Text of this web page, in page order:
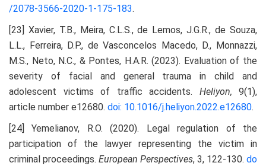
/2078-3566-2020-1-175-183.
[23] Xavier, T.B., Meira, C.L.S., de Lemos, J.G.R., de Souza,
L.L., Ferreira, D.P., de Vasconcelos Macedo, D., Monnazzi,
M.S., Neto, N.C., & Pontes, H.A.R. (2023). Evaluation of the
severity of facial and general trauma in child and
adolescent victims of traffic accidents. Heliyon, 9(1),
article number e12680. doi: 10.1016/j.heliyon.2022.e12680.
[24] Yemelianov, R.O. (2020). Legal regulation of the
participation of the lawyer representing the victim in
criminal proceedings. European Perspectives, 3, 122-130. do